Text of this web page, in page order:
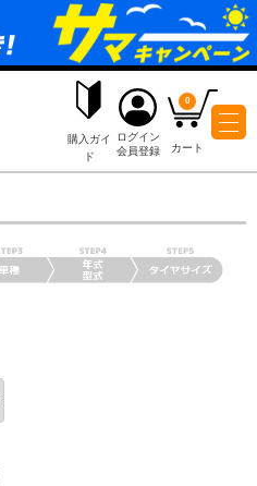
購入ガイ ログイン